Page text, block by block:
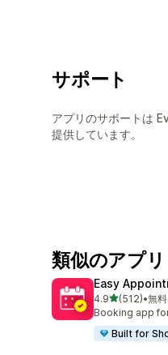
サポート
アプリのサポートは
提供しています。
類似のアプリ
Easy
4.95つ星中
(512)
合計レビュー数
•無
Booking app
Built for